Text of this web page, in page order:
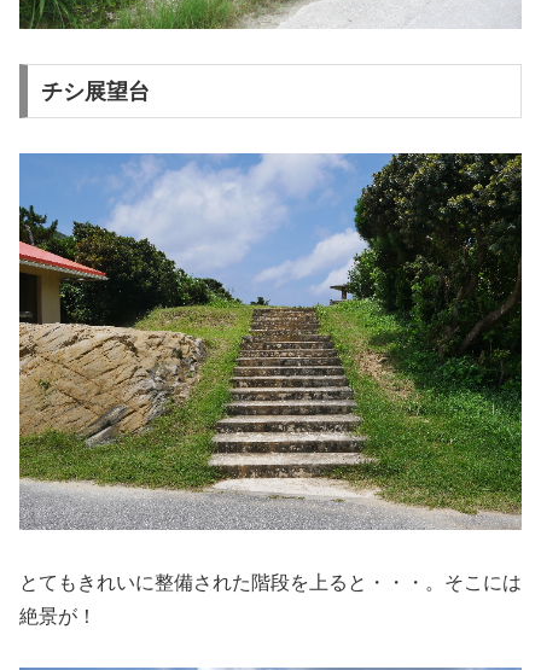
チシ展望台
とてもきれいに整備された階段を上ると・・・。そこには
絶景が！